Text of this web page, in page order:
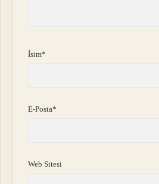
İsim*
E-Posta*
Web Sitesi